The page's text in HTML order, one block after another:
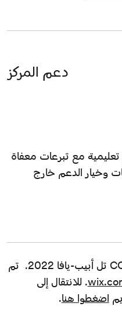
© جميع الحقوق محفوظة لCCA تل أبيب-يافا 2022. تم
. للانتقال إلى
اضغطوا هنا.
دعم المركز
تعليمية مع تبرعات معفاة
وخيار الدعم خارج